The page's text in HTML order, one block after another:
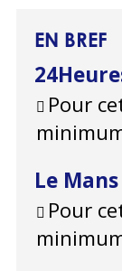
EN BREF
Pour
Le
Pour